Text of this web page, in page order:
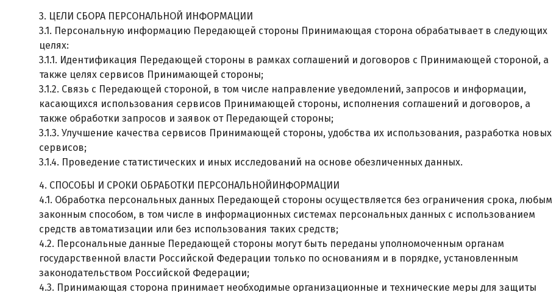
3. ЦЕЛИ СБОРА ПЕРСОНАЛЬНОЙ ИНФОРМАЦИИ
3.1. Персональную информацию Передающей стороны Принимающая сторона обрабатывает в следующих
целях:
3.1.1. Идентификация Передающей стороны в рамках соглашений и договоров с Принимающей стороной, а
также целях сервисов Принимающей стороны;
3.1.2. Связь с Передающей стороной, в том числе направление уведомлений, запросов и информации,
касающихся использования сервисов Принимающей стороны, исполнения соглашений и договоров, а
также обработки запросов и заявок от Передающей стороны;
3.1.3. Улучшение качества сервисов Принимающей стороны, удобства их использования, разработка новых
сервисов;
3.1.4. Проведение статистических и иных исследований на основе обезличенных данных.
4. СПОСОБЫ И СРОКИ ОБРАБОТКИ ПЕРСОНАЛЬНОЙИНФОРМАЦИИ
4.1. Обработка персональных данных Передающей стороны осуществляется без ограничения срока, любым
законным способом, в том числе в информационных системах персональных данных с использованием
средств автоматизации или без использования таких средств;
4.2. Персональные данные Передающей стороны могут быть переданы уполномоченным органам
государственной власти Российской Федерации только по основаниям и в порядке, установленным
законодательством Российской Федерации;
4.3. Принимающая сторона принимает необходимые организационные и технические меры для защиты